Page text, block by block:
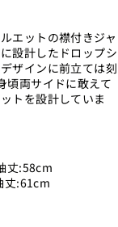
エットの襟付きジャ
設計したドロップシ
ザインに前立ては刻
頃両サイドに敢えて
トを設計していま
丈:58cm
:61cm